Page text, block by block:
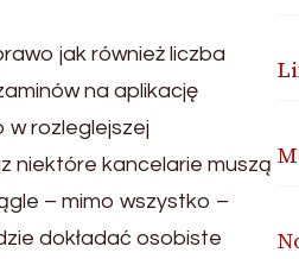
jak również liczba
na aplikację
w rozleglejszej
niektóre kancelarie muszą
– mimo wszystko –
dokładać osobiste